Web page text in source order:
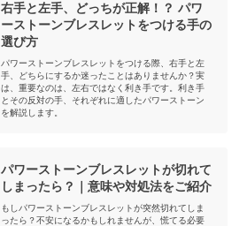
右手と左手、どっちが正解！？ パワ
ーストーンブレスレットをつける手の
選び方
パワーストーンブレスレットをつける際、右手と左
手、どちらにするか迷ったことはありませんか？実
は、重要なのは、左右ではなく利き手です。利き手
とその反対の手、それぞれに適したパワーストーン
を解説します。
パワーストーンブレスレットが切れて
しまったら？｜意味や対処法をご紹介
もしパワーストーンブレスレットが突然切れてしま
ったら？不安になるかもしれませんが、慌てる必要